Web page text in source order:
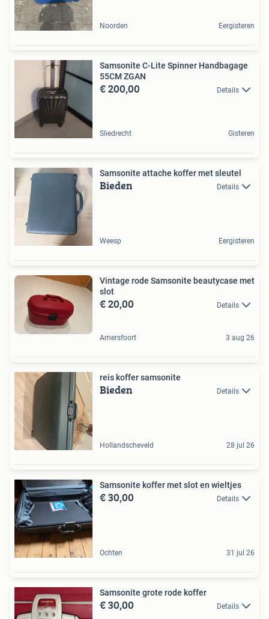
Noorden Eergisteren
Samsonite C-Lite Spinner Handbagage
55CM ZGAN
€ 200,00 Details
Sliedrecht Gisteren
Samsonite attache koffer met sleutel
Bieden Details
Weesp Eergisteren
Vintage rode Samsonite beautycase met
slot
€ 20,00 Details
Amersfoort 3 aug 26
reis koffer samsonite
Bieden Details
Hollandscheveld 28 jul 26
Samsonite koffer met slot en wieltjes
€ 30,00 Details
Ochten 31 jul 26
Samsonite grote rode koffer
€ 30,00 Details